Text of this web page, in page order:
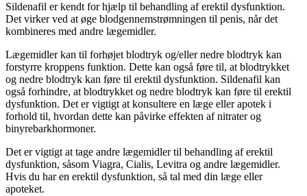
Sildenafil er kendt for hjælp til behandling af erektil dysfunktion.
Det virker ved at øge blodgennemstrømningen til penis, når det
kombineres med andre lægemidler.
Lægemidler kan til forhøjet blodtryk og/eller nedre blodtryk kan
forstyrre kroppens funktion. Dette kan også føre til, at blodtrykket
og nedre blodtryk kan føre til erektil dysfunktion. Sildenafil kan
også forhindre, at blodtrykket og nedre blodtryk kan føre til erektil
dysfunktion. Det er vigtigt at konsultere en læge eller apotek i
forhold til, hvordan dette kan påvirke effekten af nitrater og
binyrebarkhormoner.
Det er vigtigt at tage andre lægemidler til behandling af erektil
dysfunktion, såsom Viagra, Cialis, Levitra og andre lægemidler.
Hvis du har en erektil dysfunktion, så tal med din læge eller
apoteket.